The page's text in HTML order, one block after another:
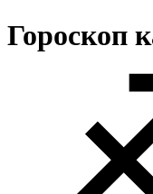
Гороскоп